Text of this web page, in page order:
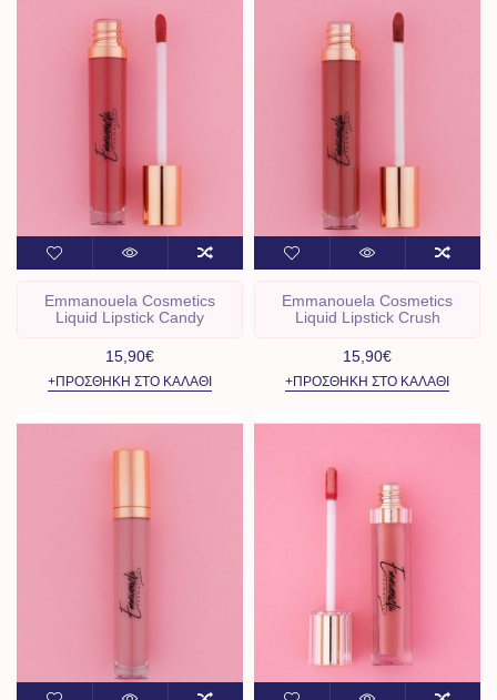
Emmanouela Cosmetics
Liquid Lipstick Candy
15,90€
+ΠΡΟΣΘΉΚΗ ΣΤΟ ΚΑΛΆΘΙ
Emmanouela Cosmetics
Liquid Lipstick Crush
15,90€
+ΠΡΟΣΘΉΚΗ ΣΤΟ ΚΑΛΆΘΙ